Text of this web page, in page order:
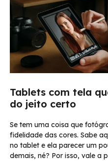
Tablets com tela
do jeito certo
Se tem uma coisa que
fidelidade das cores. Sabe
no tablet e ela parecer um
demais, né? Por isso, vale a